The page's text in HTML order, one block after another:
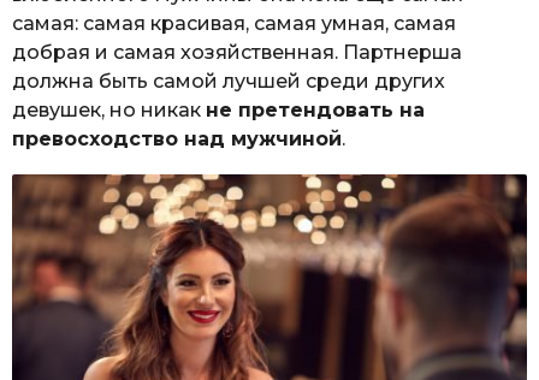
самая: самая красивая, самая умная, самая
добрая и самая хозяйственная. Партнерша
должна быть самой лучшей среди других
девушек, но никак не претендовать на
превосходство над мужчиной.